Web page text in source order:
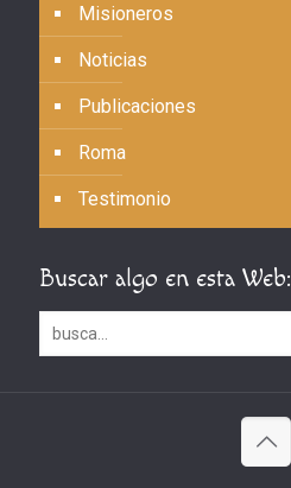
Misioneros
Noticias
Publicaciones
Roma
Testimonio
Buscar algo en esta Web: